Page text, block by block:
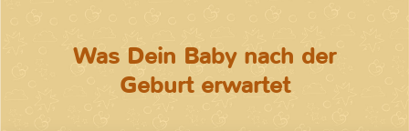
Was Dein Baby nach der
Geburt erwartet